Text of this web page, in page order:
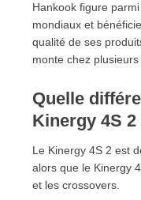
Hankook figure
mondiaux et
qualité de ses
monte chez
Quelle
Kinergy 4S
Le Kinergy 4S 2 est
alors que le Kinergy
et les crossovers.